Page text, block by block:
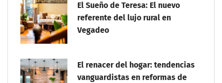
El Sueño de Teresa: El nuevo
referente del lujo rural en
Vegadeo
El renacer del hogar: tendencias
vanguardistas en reformas de